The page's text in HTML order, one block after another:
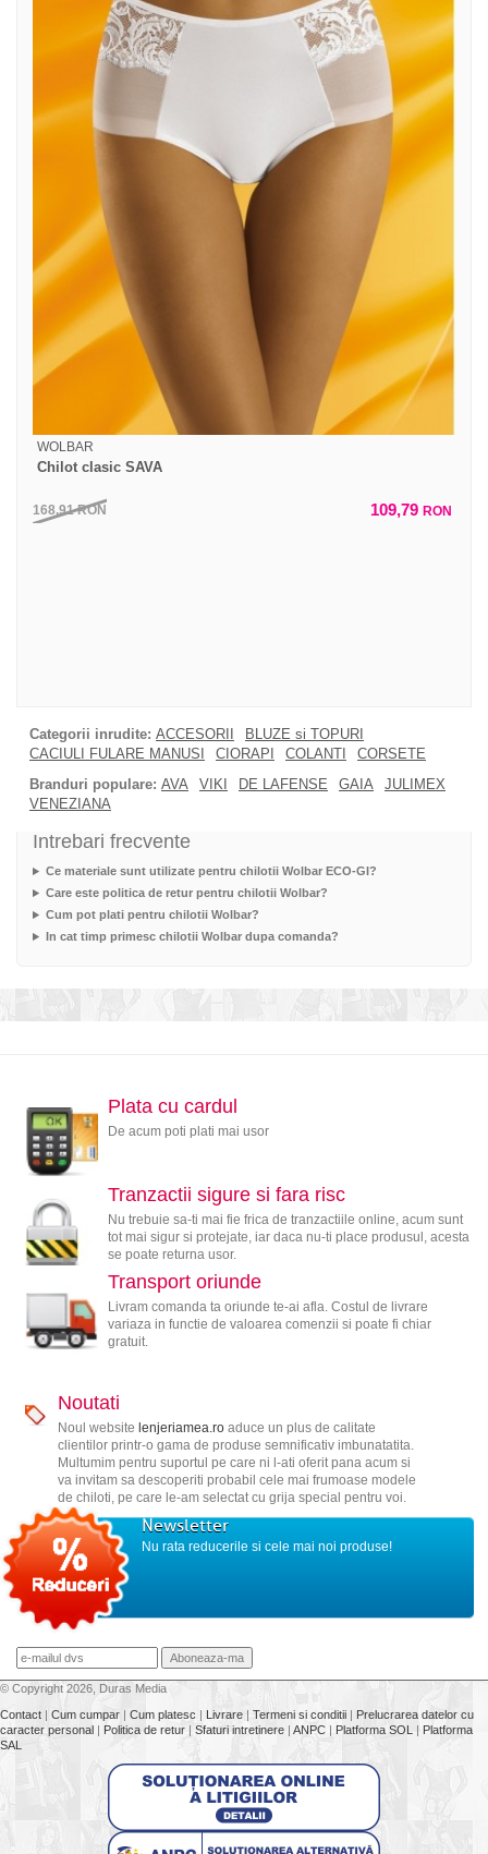
WOLBAR
Chilot clasic SAVA
168,91RON 109,79 RON
Categorii inrudite: ACCESORII
BLUZE si TOPURI
CACIULI FULARE MANUSI
CIORAPI COLANTI
CORSETE
Branduri populare: AVA VIKI DE LAFENSE GAIA
JULIMEX
VENEZIANA
Intrebari frecvente
Ce materiale sunt utilizate pentru chilotii Wolbar ECO-GI?
Care este politica de retur pentru chilotii Wolbar?
Cum pot plati pentru chilotii Wolbar?
In cat timp primesc chilotii Wolbar dupa comanda?
Plata cu cardul
De acum poti plati mai usor
Tranzactii sigure si fara risc
Nu trebuie sa-ti mai fie frica de tranzactiile online, acum sunt
tot mai sigur si protejate, iar daca nu-ti place produsul, acesta
se poate returna usor.
Transport oriunde
Livram comanda ta oriunde te-ai afla. Costul de livrare
variaza in functie de valoarea comenzii si poate fi chiar
gratuit.
Noutati
Noul website lenjeriamea.roaduce un plus de calitate
clientilor printr-o gama de produse semnificativ imbunatatita.
Multumim pentru suportul pe care ni l-ati oferit pana acum si
va invitam sa descoperiti probabil cele mai frumoase modele
de chiloti, pe care le-am selectat cu grija special pentru voi.
Newsletter
Nu rata reducerile si cele mai noi produse!
© Copyright 2026, Duras Media
Contact | Cum cumpar | Cum platesc | Livrare | Termeni si conditii | Prelucrarea datelor cu
caracter personal | Politica de retur | Sfaturi intretinere | ANPC | Platforma SOL | Platforma
SAL